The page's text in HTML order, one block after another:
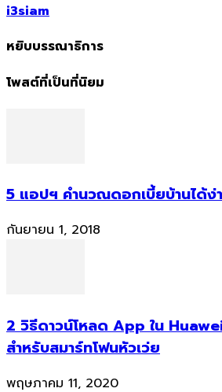
i3siam
หยิบบรรณาธิการ
โพสต์ที่เป็นที่นิยม
5 แอปฯ คำนวณดอกเบี้ยบ้านได้
กันยายน 1, 2018
2 วิธีดาวน์โหลด App ใน
สำหรับสมาร์ทโฟนหัวเว่ย
พฤษภาคม 11, 2020